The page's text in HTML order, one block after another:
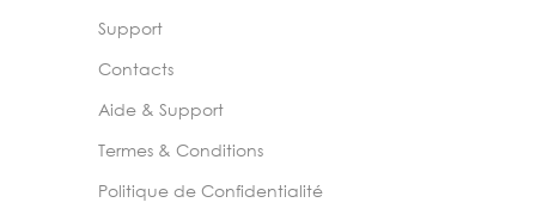
Support
Contacts
Aide & Support
Termes & Conditions
Politique de Confidentialité